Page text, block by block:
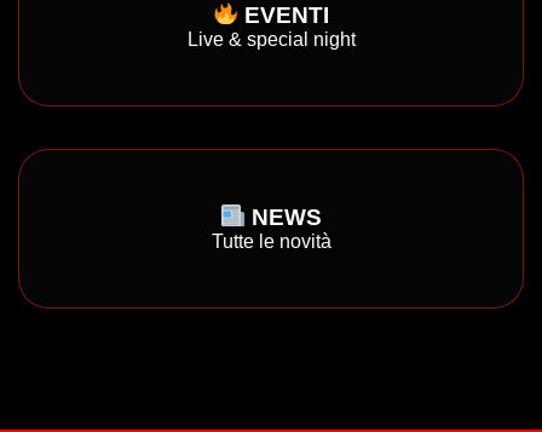
EVENTI
Live & special night
NEWS
Tutte le novità